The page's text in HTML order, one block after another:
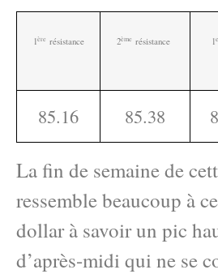
1ère résistance 2ème résistance 1e
85.16 85.38
La fin de semaine de
ressemble beaucoup à
dollar à savoir un pic
d’après-midi qui ne se